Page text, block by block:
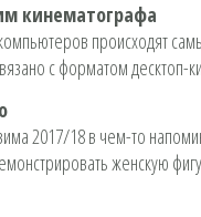
кинематографа
происходят
с форматом десктоп-
2017/18 в чем-то
женскую